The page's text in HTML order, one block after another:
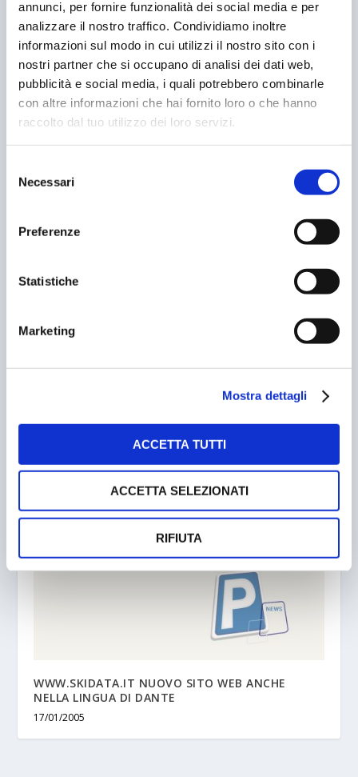
annunci, per fornire funzionalità dei social media e per
analizzare il nostro traffico. Condividiamo inoltre
informazioni sul modo in cui utilizzi il nostro sito con i
nostri partner che si occupano di analisi dei dati web,
pubblicità e social media, i quali potrebbero combinarle
con altre informazioni che hai fornito loro o che hanno
raccolto dal tuo utilizzo dei loro servizi.
delNecessari
Preferenze
Statistiche
Marketing
Mostra dettagli
ACCETTA TUTTI
ACCETTA SELEZIONATI
RIFIUTA
18/07/2026
PARKEON LANCIA VARIOFLEX
03/02/2004
WWW.SKIDATA.IT NUOVO SITO WEB ANCHE
NELLA LINGUA DI DANTE
17/01/2005